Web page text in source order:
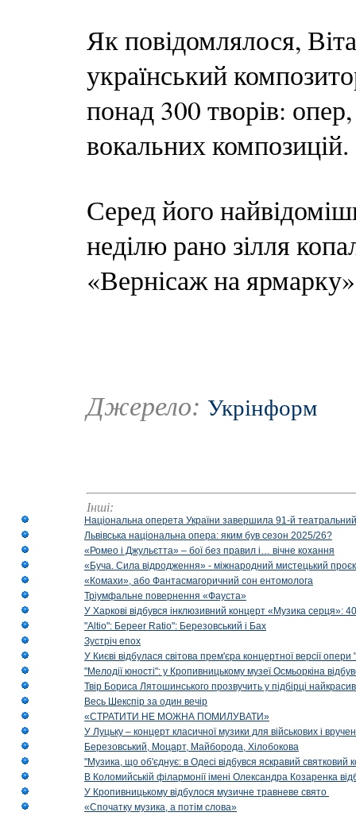
Як повідомлялося,
український
понад 300 творів:
вокальних композицій.
Серед його
неділю рано зілля
«Вернісаж на
Джерело: Укрінформ
Інші:
Національна оперета України завершила 91-й
Львівська національна опера: яким був сезон 2025/26?
«Ромео і Джульєтта» – бої без правил і… вічне кохання
«Буча. Сила відродження» - міжнародний мистецький
«Комахи», або Фантасмагоричний сон ентомолога
Тріумфальне повернення «Фауста»
У Харкові відбувся інклюзивний концерт «Музика серця»:
"Altio": Береer Ratio": Березовський і Бах
Зустріч епох
У Києві відбулася світова прем'єра концертної версії
"Мелодії юності": у Кропивницькому музеї Осмьоркіна
Твір Бориса Лятошинського прозвучить у підбірці
Весь Шекспір за один вечір
«СТРАТИТИ НЕ МОЖНА ПОМИЛУВАТИ»
У Луцьку – концерт класичної музики для військових і
Березовський, Моцарт, Майборода, Хілобокова
"Музика, що об'єднує: в Одесі відбувся яскравий
В Коломийській філармонії імені Олександра Козаренка
У Кропивницькому відбулося музичне травневе свято
«Спочатку музика, а потім слова»